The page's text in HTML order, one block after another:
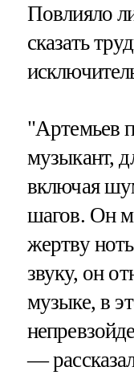
Повлияло
сказать
"Артемьев
музыкант,
включая
шагов. Он
жертву
звуку, он
музыке, в
—